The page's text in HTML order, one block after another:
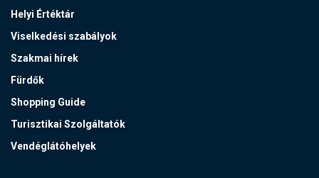
Helyi Értéktár
Viselkedési szabályok
Szakmai hírek
Fürdők
Shopping Guide
Turisztikai Szolgáltatók
Vendéglátóhelyek